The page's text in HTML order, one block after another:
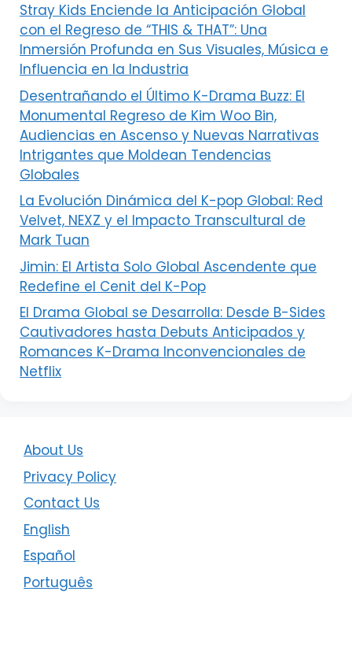
Stray Kids Enciende la Anticipación Global
con el Regreso de “THIS & THAT”: Una
Inmersión Profunda en Sus Visuales, Música e
Influencia en la Industria
Desentrañando el Último K-Drama Buzz: El
Monumental Regreso de Kim Woo Bin,
Audiencias en Ascenso y Nuevas Narrativas
Intrigantes que Moldean Tendencias
Globales
La Evolución Dinámica del K-pop Global: Red
Velvet, NEXZ y el Impacto Transcultural de
Mark Tuan
Jimin: El Artista Solo Global Ascendente que
Redefine el Cenit del K-Pop
El Drama Global se Desarrolla: Desde B-Sides
Cautivadores hasta Debuts Anticipados y
Romances K-Drama Inconvencionales de
Netflix
About Us
Privacy Policy
Contact Us
English
Español
Português